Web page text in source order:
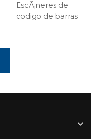
EscÃ¡neres de
codigo de barras